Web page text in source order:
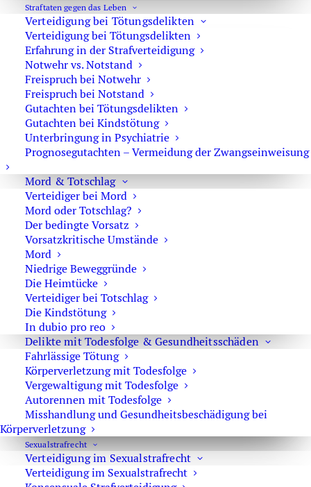
Straftaten gegen das Leben
Verteidigung bei Tötungsdelikten
Verteidigung bei Tötungsdelikten
Erfahrung in der Strafverteidigung
Notwehr vs. Notstand
Freispruch bei Notwehr
Freispruch bei Notstand
Gutachten bei Tötungsdelikten
Gutachten bei Kindstötung
Unterbringung in Psychiatrie
Prognosegutachten – Vermeidung der Zwangseinweisung
Mord & Totschlag
Verteidiger bei Mord
Mord oder Totschlag?
Der bedingte Vorsatz
Vorsatzkritische Umstände
Mord
Niedrige Beweggründe
Die Heimtücke
Verteidiger bei Totschlag
Die Kindstötung
In dubio pro reo
Delikte mit Todesfolge & Gesundheitsschäden
Fahrlässige Tötung
Körperverletzung mit Todesfolge
Vergewaltigung mit Todesfolge
Autorennen mit Todesfolge
Misshandlung und Gesundheitsbeschädigung bei
Körperverletzung
Sexual­strafrecht
Verteidigung im Sexualstrafrecht
Verteidigung im Sexualstrafrecht
E-Scooter – Fahren unter Drogen oder Alkohol
Strafverteidiger-Notruf (z. B. bei
Festnahme oder
0171 65 43 669
Sie erreichen die Anwaltskanzlei an den
Wochentagen über das Sekretariat.
Die Sekretärinnen sind zur Verschwiegenheit
verpflichtet. Erforderliche Erstinformationen
können Sie ihnen anvertrauen.
Rechtsanwalt Oliver Marson
Adresse: Kurfürstendamm 66, 10707 Berlin
Telefon:+49 30 720 22 970
Fax +49 30 720 22 771
E-Mail:marson@anwaltmarson.de